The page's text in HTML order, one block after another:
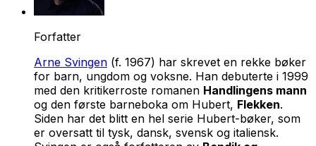
Forfatter
Arne Svingen (f. 1967) har skrevet en rekke bøker
for barn, ungdom og voksne. Han debuterte i 1999
med den kritikerroste romanen Handlingens mann
og den første barneboka om Hubert, Flekken.
Siden har det blitt en hel serie Hubert-bøker, som
er oversatt til tysk, dansk, svensk og italiensk.